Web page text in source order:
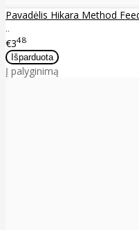
Pavadėlis Hikara Method
..
€348
Į palyginimą